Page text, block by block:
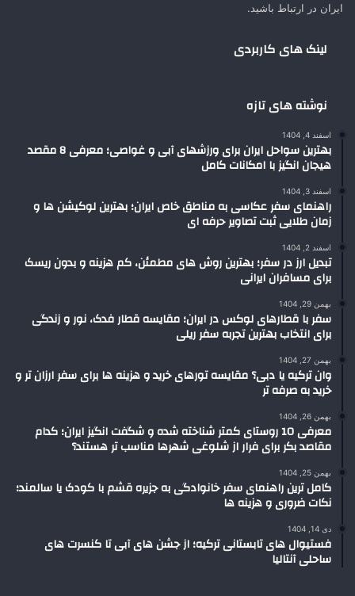
ایران در ارتباط باشید.
لینک های کاربردی
نوشته های تازه
اسفند 4, 1404
بهترین سواحل ایران برای ورزشهای آبی و غواصی؛ معرفی 8 مقصد
هیجان انگیز با امکانات کامل
اسفند 3, 1404
راهنمای سفر عکاسی به مناطق خاص ایران؛ بهترین لوکیشن ها و
زمان طلایی ثبت تصاویر حرفه ای
اسفند 2, 1404
تبدیل ارز در سفر؛ بهترین روش های مطمئن، کم هزینه و بدون ریسک
برای مسافران ایرانی
بهمن 29, 1404
سفر با قطارهای لوکس در ایران؛ مقایسه قطار فدک، نور و زندگی
برای انتخاب بهترین تجربه سفر ریلی
بهمن 27, 1404
وان ترکیه یا دبی؟ مقایسه تورهای خرید و هزینه ها برای سفر ارزان تر و
خرید به صرفه تر
بهمن 26, 1404
معرفی 10 روستای کمتر شناخته شده و شگفت انگیز ایران؛ کدام
مقاصد بکر برای فرار از شلوغی شهرها مناسب تر هستند؟
بهمن 25, 1404
کامل ترین راهنمای سفر خانوادگی به جزیره قشم با کودک یا سالمند؛
نکات ضروری و هزینه ها
دی 14, 1404
فستیوال های تابستانی ترکیه؛ از جشن های آبی تا کنسرت های
ساحلی آنتالیا